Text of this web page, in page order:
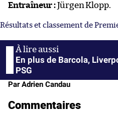
Entraîneur :Jürgen Klopp.
Résultats et classement de
En plus de Barcola,
PSG
Par Adrien Candau
Commentaires